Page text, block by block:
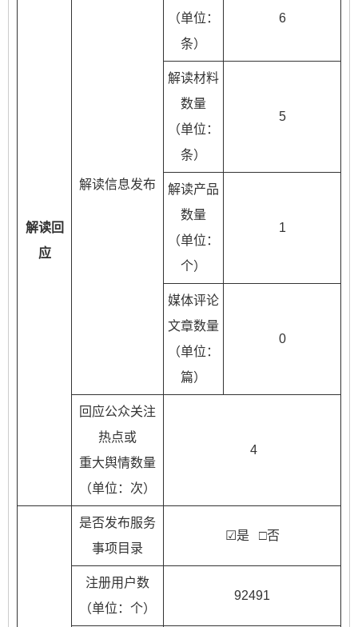
解读回
应
解读信息发布
（单位：
条）
6
解读材料
数量
（单位：
条）
5
解读产品
数量
（单位：
个）
1
媒体评论
文章数量
（单位：
篇）
0
回应公众关注
热点或
重大舆情数量
（单位：次）
4
是否发布服务
事项目录
☑是 □否
注册用户数
（单位：个）
92491